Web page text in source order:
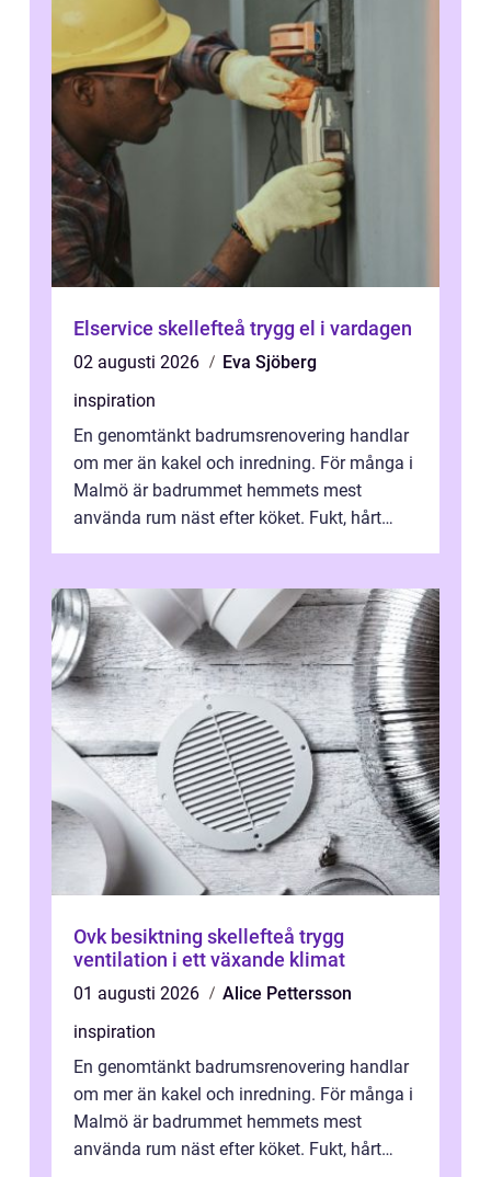
Elservice skellefteå trygg el i vardagen
02 augusti 2026
Eva Sjöberg
inspiration
En genomtänkt badrumsrenovering handlar
om mer än kakel och inredning. För många i
Malmö är badrummet hemmets mest
använda rum näst efter köket. Fukt, hårt
Ovk besiktning skellefteå trygg
ventilation i ett växande klimat
01 augusti 2026
Alice Pettersson
inspiration
En genomtänkt badrumsrenovering handlar
om mer än kakel och inredning. För många i
Malmö är badrummet hemmets mest
använda rum näst efter köket. Fukt, hårt